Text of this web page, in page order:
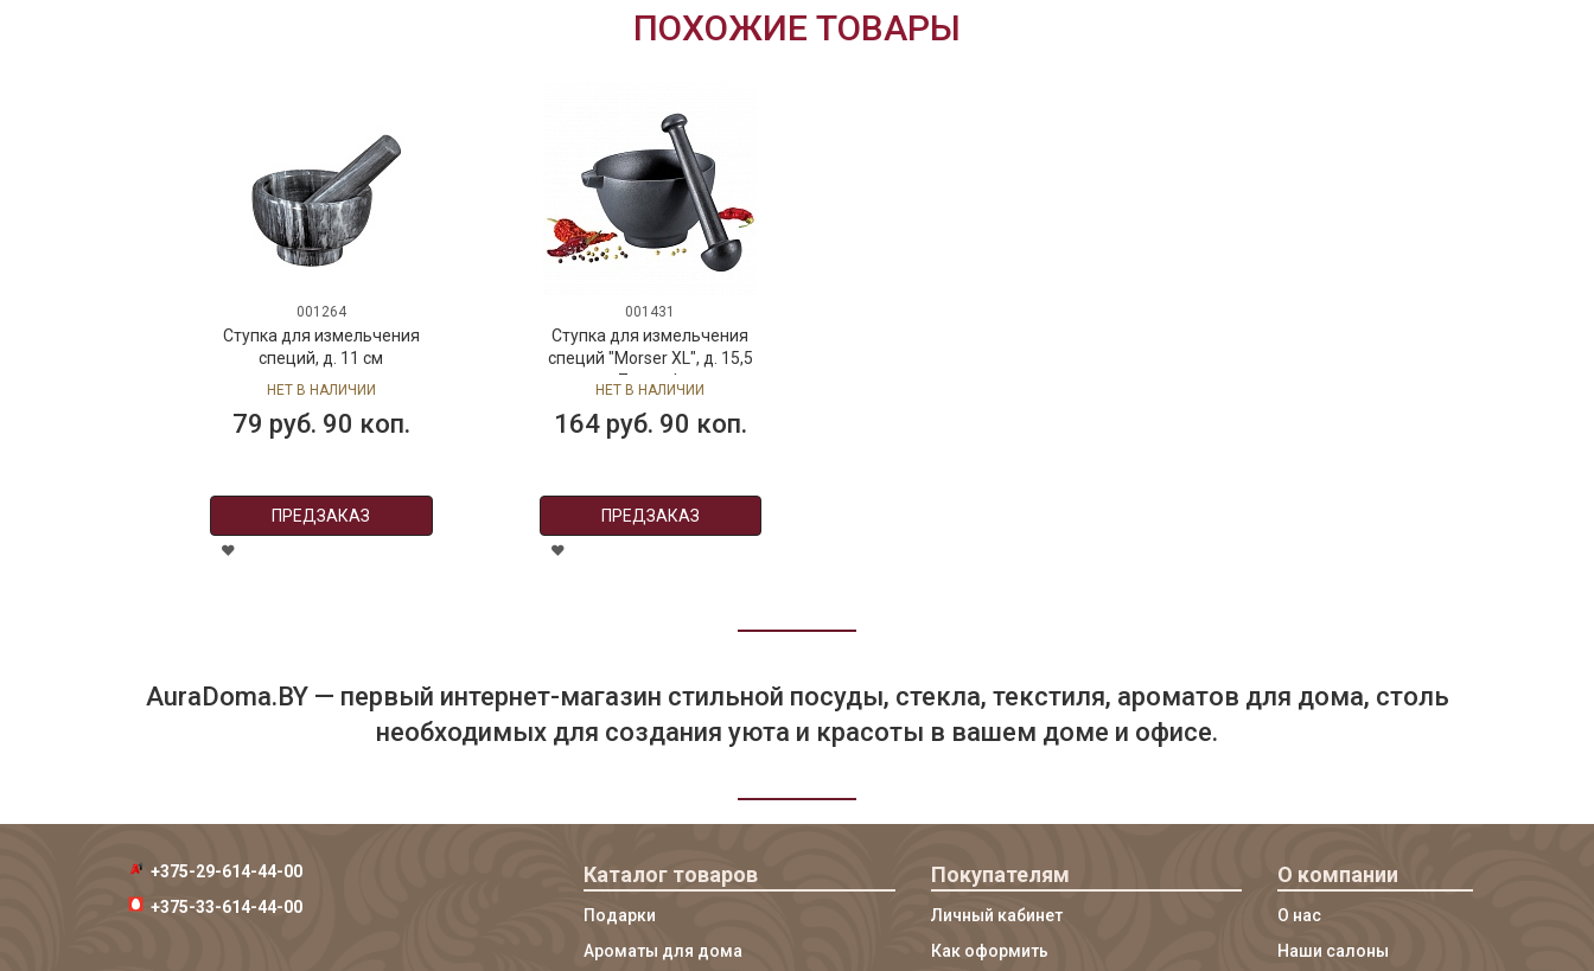
ПОХОЖИЕ ТОВАРЫ
001264
Ступка для измельчения
специй, д. 11 см
НЕТ В НАЛИЧИИ
79 руб. 90 коп.
ПРЕДЗАКАЗ
001431
Ступка для измельчения
специй "Morser XL", д. 15,5
см, Zassenhaus
НЕТ В НАЛИЧИИ
164 руб. 90 коп.
ПРЕДЗАКАЗ
AuraDoma.BY — первый интернет-магазин стильной посуды, стекла, текстиля, ароматов для дома, столь
необходимых для создания уюта и красоты в вашем доме и офисе.
+375-29-614-44-00
+375-33-614-44-00
Каталог товаров
Подарки
Ароматы для дома
Покупателям
Личный кабинет
Как оформить
О компании
О нас
Наши салоны